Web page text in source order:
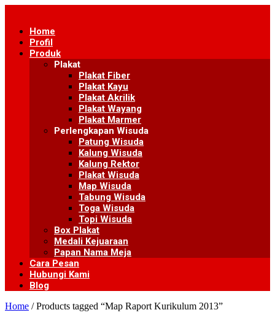
contentHome
Profil
Produk
Plakat
Plakat Fiber
Plakat Kayu
Plakat Akrilik
Plakat Wayang
Plakat Marmer
Perlengkapan Wisuda
Patung Wisuda
Kalung Wisuda
Kalung Rektor
Plakat Wisuda
Map Wisuda
Tabung Wisuda
Toga Wisuda
Topi Wisuda
Box Plakat
Medali Kejuaraan
Papan Nama Meja
Cara Pesan
Hubungi Kami
Blog
Home / Products tagged “Map Raport Kurikulum 2013”